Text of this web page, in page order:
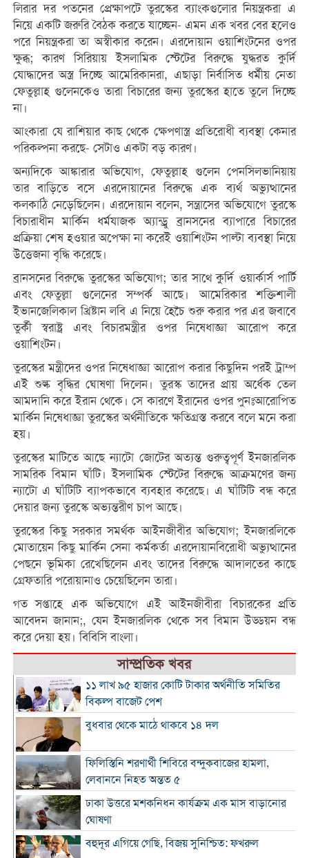
লিরার দর পতনের প্রেক্ষাপটে তুরস্কের ব্যাংকগুলোর নিয়ন্ত্রকরা এ
নিয়ে একটি জরুরি বৈঠক করতে যাচ্ছেন- এমন এক খবর বের হলেও
পরে নিয়ন্ত্রকরা তা অস্বীকার করেন। এরদোয়ান ওয়াশিংটনের ওপর
ক্ষুব্ধ; কারণ সিরিয়ায় ইসলামিক স্টেটের বিরুদ্ধে যুদ্ধরত কুর্দি
যোদ্ধাদের অস্ত্র দিচ্ছে আমেরিকানরা, এছাড়া নির্বাসিত ধর্মীয় নেতা
ফেতুল্লাহ গুলেনকেও তারা বিচারের জন্য তুরস্কের হাতে তুলে দিচ্ছে
না।
আংকারা যে রাশিয়ার কাছ থেকে ক্ষেপণাস্ত্র প্রতিরোধী ব্যবস্থা কেনার
পরিকল্পনা করছে- সেটাও একটা বড় কারণ।
অন্যদিকে আঙ্কারার অভিযোগ, ফেতুল্লাহ গুলেন পেনসিলভানিয়ায়
তার বাড়িতে বসে এরদোয়ানের বিরুদ্ধে এক ব্যর্থ অভ্যুত্থানের
কলকাঠি নেড়েছিলেন। এরদোয়ান বলেন, সন্ত্রাসের অভিযোগে তুরস্কে
বিচারাধীন মার্কিন ধর্মযাজক অ্যান্ড্রু ব্রানসনের ব্যাপারে বিচারের
প্রক্রিয়া শেষ হওয়ার অপেক্ষা না করেই ওয়াশিংটন পাল্টা ব্যবস্থা নিয়ে
উত্তেজনা বৃদ্ধি করেছে।
ব্রানসনের বিরুদ্ধে তুরস্কের অভিযোগ; তার সাথে কুর্দি ওয়ার্কার্স পার্টি
এবং ফেতুল্লা গুলেনের সম্পর্ক আছে। আমেরিকার শক্তিশালী
ইভানজেলিকাল খ্রিষ্টান লবি এ নিয়ে হৈচৈ শুরু করার পর এর জবাবে
তুর্কী স্বরাষ্ট্র এবং বিচারমন্ত্রীর ওপর নিষেধাজ্ঞা আরোপ করে
ওয়াশিংটন।
তুরস্কের মন্ত্রীদের ওপর নিষেধাজ্ঞা আরোপ করার কিছুদিন পরই ট্রাম্প
এই শুল্ক বৃদ্ধির ঘোষণা দিলেন। তুরস্ক তাদের প্রায় অর্ধেক তেল
আমদানি করে ইরান থেকে। সে কারণে ইরানের ওপর পুনঃআরোপিত
মার্কিন নিষেধাজ্ঞা তুরস্কের অর্থনীতিকে ক্ষতিগ্রস্ত করবে বলে মনে করা
হয়।
তুরস্কের মাটিতে আছে ন্যাটো জোটের অত্যন্ত গুরুত্বপূর্ণ ইনজারলিক
সামরিক বিমান ঘাঁটি। ইসলামিক স্টেটের বিরুদ্ধে আক্রমণের জন্য
ন্যাটো এ ঘাঁটিটি ব্যাপকভাবে ব্যবহার করেছে। এ ঘাঁটিটি বন্ধ করে
দেয়ার জন্য তুরস্কে অভ্যন্তরীণ চাপ আছে।
তুরস্কের কিছু সরকার সমর্থক আইনজীবীর অভিযোগ; ইনজারলিকে
মোতায়েন কিছু মার্কিন সেনা কর্মকর্তা এরদোয়ানবিরোধী অভ্যুত্থানের
পেছনে ভূমিকা রেখেছিলেন এবং তাদের বিরুদ্ধে আদালতের কাছে
গ্রেফতারি পরোয়ানাও চেয়েছিলেন তারা।
গত সপ্তাহে এক অভিযোগে এই আইনজীবীরা বিচারকের প্রতি
আবেদন জানান;, যেন ইনজারলিক থেকে সব বিমান উড্ডয়ন বন্ধ
করে দেয়া হয়। বিবিসি বাংলা।
সাম্প্রতিক খবর
১১ লাখ ৯৫ হাজার কোটি টাকার অর্থনীতি সমিতির
বিকল্প বাজেট পেশ
বুধবার থেকে মাঠে থাকবে ১৪ দল
ফিলিস্তিনি শরণার্থী শিবিরে বন্দুকবাজের হামলা,
লেবাননে নিহত অন্তত ৫
ঢাকা উত্তরে মশকনিধন কার্যক্রম এক মাস বাড়ানোর
ঘোষণা
বহুদূর এগিয়ে গেছি, বিজয় সুনিশ্চিত: ফখরুল